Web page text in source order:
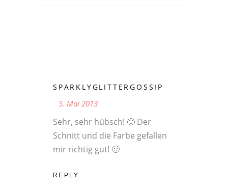
SPARKLYGLITTERGOSSIP
5. Mai 2013
Sehr, sehr hübsch! 🙂 Der
Schnitt und die Farbe gefallen
mir richtig gut! 🙂
REPLY...